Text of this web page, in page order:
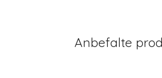
Anbefalte